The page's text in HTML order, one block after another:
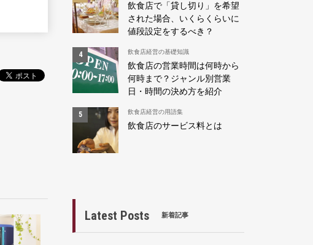
飲食店で「貸し切り」を希望
された場合、いくらくらいに
値段設定をするべき？
飲食店経営の基礎知識
飲食店の営業時間は何時から
何時まで？ジャンル別営業
日・時間の決め方を紹介
飲食店経営の用語集
飲食店のサービス料とは
Latest Posts 新着記事